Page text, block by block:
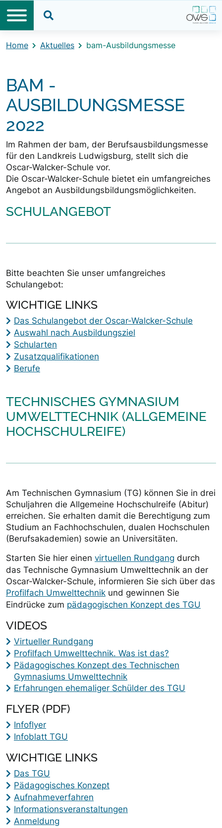
Home Aktuelles bam-Ausbildungsmesse
BAM -
AUSBILDUNGSMESSE
2022
Im Rahmen der bam, der Berufsausbildungsmesse
für den Landkreis Ludwigsburg, stellt sich die
Oscar-Walcker-Schule vor.
Die Oscar-Walcker-Schule bietet ein umfangreiches
Angebot an Ausbildungsbildungsmöglichkeiten.
SCHULANGEBOT
Bitte beachten Sie unser umfangreiches
Schulangebot:
WICHTIGE LINKS
Das Schulangebot der Oscar-Walcker-Schule
Auswahl nach Ausbildungsziel
Schularten
Zusatzqualifikationen
Berufe
TECHNISCHES GYMNASIUM
UMWELTTECHNIK (ALLGEMEINE
HOCHSCHULREIFE)
Am Technischen Gymnasium (TG) können Sie in drei
Schuljahren die Allgemeine Hochschulreife (Abitur)
erreichen. Sie erhalten damit die Berechtigung zum
Studium an Fachhochschulen, dualen Hochschulen
(Berufsakademien) sowie an Universitäten.
Starten Sie hier einen virtuellen Rundgang durch
das Technische Gymnasium Umwelttechnik an der
Oscar-Walcker-Schule, informieren Sie sich über das
Profilfach Umwelttechnik und gewinnen Sie
Eindrücke zum pädagogischen Konzept des TGU
VIDEOS
Virtueller Rundgang
Profilfach Umwelttechnik. Was ist das?
Pädagogisches Konzept des Technischen
Gymnasiums Umwelttechnik
Erfahrungen ehemaliger Schülder des TGU
FLYER (PDF)
Infoflyer
Infoblatt TGU
WICHTIGE LINKS
Das TGU
Pädagogisches Konzept
Aufnahmeverfahren
Informationsveranstaltungen
Anmeldung